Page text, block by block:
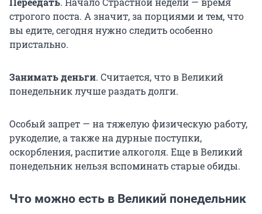
строгого поста. А значит, за порциями и тем, что
вы едите, сегодня нужно следить особенно
пристально.
Занимать деньги. Считается, что в Великий
понедельник лучше раздать долги.
Особый запрет — на тяжелую физическую работу,
рукоделие, а также на дурные поступки,
оскорбления, распитие алкоголя. Еще в Великий
понедельник нельзя вспоминать старые обиды.
Что можно есть в Великий понедельник